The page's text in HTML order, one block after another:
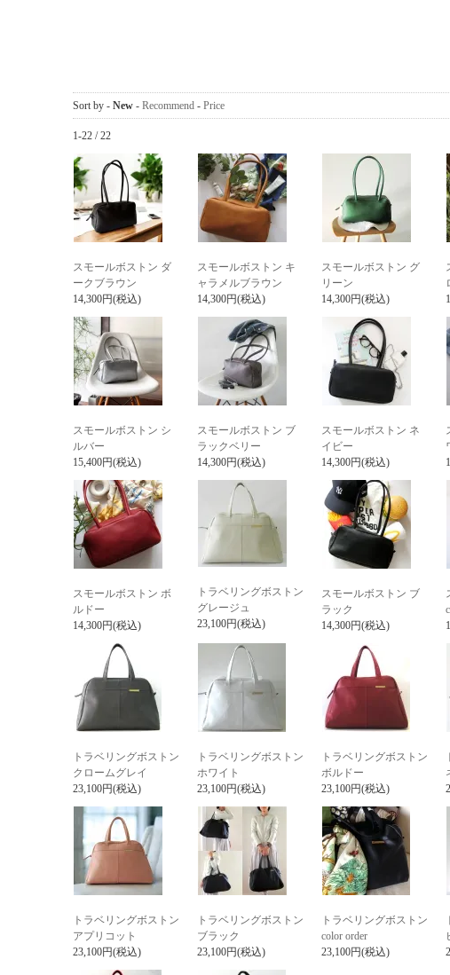
Sort by - New - Recommend - Price
1-22 / 22
スモールボストン ダ
ークブラウン
14,300円(税込)
スモールボストン キ
ャラメルブラウン
14,300円(税込)
スモールボストン グ
リーン
14,300円(税込)
スモールボストン シ
ルバー
15,400円(税込)
スモールボストン ブ
ラックベリー
14,300円(税込)
スモールボストン ネ
イビー
14,300円(税込)
スモールボストン ボ
ルドー
14,300円(税込)
トラベリングボストン
グレージュ
23,100円(税込)
スモールボストン ブ
ラック
14,300円(税込)
トラベリングボストン
クロームグレイ
23,100円(税込)
トラベリングボストン
ホワイト
23,100円(税込)
トラベリングボストン
ボルドー
23,100円(税込)
トラベリングボストン
アプリコット
23,100円(税込)
トラベリングボストン
ブラック
23,100円(税込)
トラベリングボストン
color order
23,100円(税込)